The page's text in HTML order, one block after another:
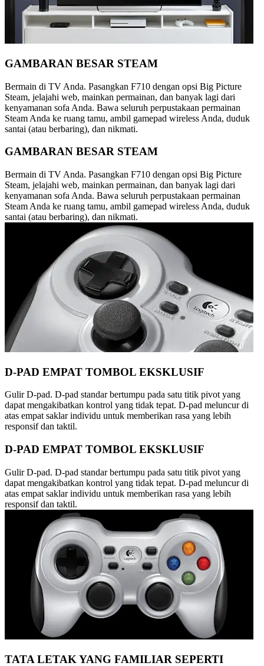
GAMBARAN BESAR STEAM
Bermain di TV Anda. Pasangkan F710 dengan opsi Big Picture
Steam, jelajahi web, mainkan permainan, dan banyak lagi dari
kenyamanan sofa Anda. Bawa seluruh perpustakaan permainan
Steam Anda ke ruang tamu, ambil gamepad wireless Anda, duduk
santai (atau berbaring), dan nikmati.
GAMBARAN BESAR STEAM
Bermain di TV Anda. Pasangkan F710 dengan opsi Big Picture
Steam, jelajahi web, mainkan permainan, dan banyak lagi dari
kenyamanan sofa Anda. Bawa seluruh perpustakaan permainan
Steam Anda ke ruang tamu, ambil gamepad wireless Anda, duduk
santai (atau berbaring), dan nikmati.
D-PAD EMPAT TOMBOL EKSKLUSIF
Gulir D-pad. D-pad standar bertumpu pada satu titik pivot yang
dapat mengakibatkan kontrol yang tidak tepat. D-pad meluncur di
atas empat saklar individu untuk memberikan rasa yang lebih
responsif dan taktil.
D-PAD EMPAT TOMBOL EKSKLUSIF
Gulir D-pad. D-pad standar bertumpu pada satu titik pivot yang
dapat mengakibatkan kontrol yang tidak tepat. D-pad meluncur di
atas empat saklar individu untuk memberikan rasa yang lebih
responsif dan taktil.
TATA LETAK YANG FAMILIAR SEPERTI